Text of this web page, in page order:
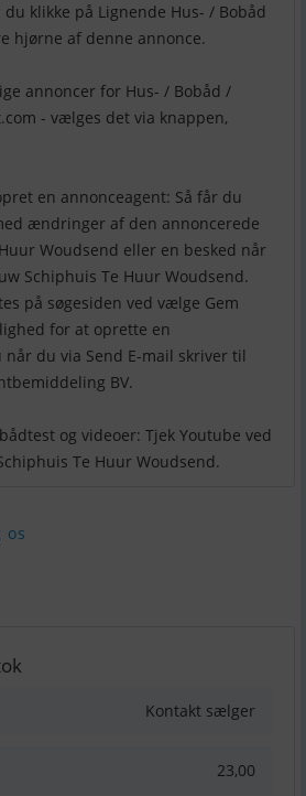
klikke på Lignende Hus- / Bobåd
hjørne af denne annonce.
annoncer for Hus- / Bobåd /
- vælges det via knappen,
en annonceagent: Så får du
ændringer af den annoncerede
Woudsend eller en besked når
Schiphuis Te Huur Woudsend.
på søgesiden ved vælge Gem
for at oprette en
du via Send E-mail skriver til
BV.
og videoer: Tjek Youtube ved
os
Kontakt sælger
23,00